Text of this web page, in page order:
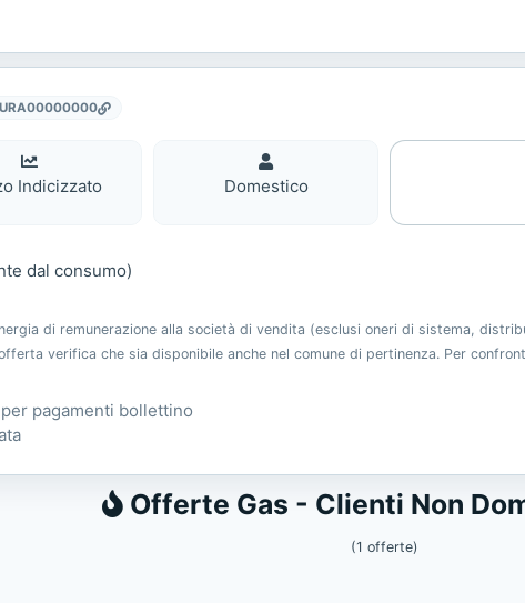
Indicizzato
Domestico
Domestico
dal consumo)
di remunerazione alla società di vendita (esclusi oneri di sistema,
verifica che sia disponibile anche nel comune di pertinenza. Per
pagamenti bollettino
Gas
Offerte Gas - Clienti Non
(1 offerte)